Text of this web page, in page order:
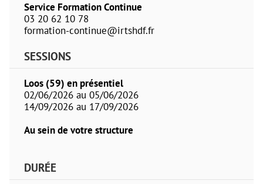
Service Formation Continue
03 20 62 10 78
formation-continue@irtshdf.fr
SESSIONS
Loos (59) en présentiel
02/06/2026 au 05/06/2026
14/09/2026 au 17/09/2026
Au sein de votre structure
DURÉE